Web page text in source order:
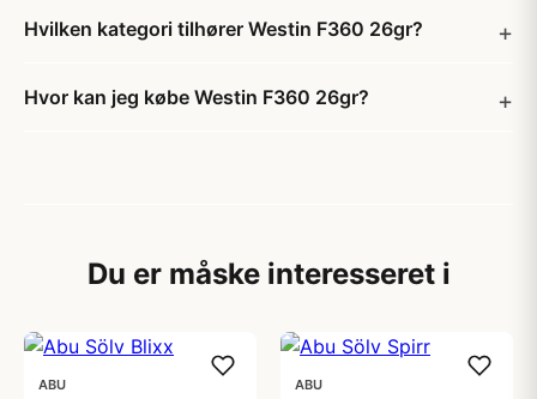
Hvilken kategori tilhører Westin F360 26gr?
Hvor kan jeg købe Westin F360 26gr?
Du er måske interesseret i
ABU ABU